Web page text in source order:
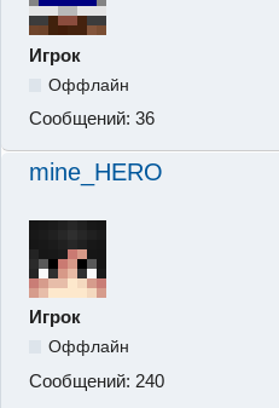
Игрок
Оффлайн
Сообщений: 36
mine_HERO
Игрок
Оффлайн
Сообщений: 240